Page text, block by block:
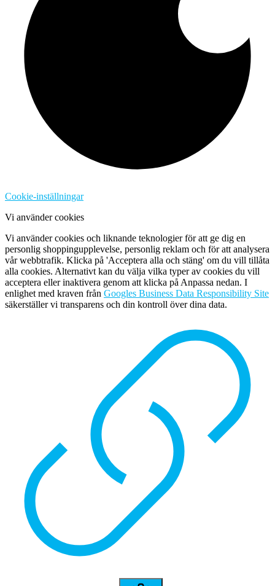
Cookie-inställningar
Vi använder cookies
Vi använder cookies och liknande teknologier för att ge dig en
personlig shoppingupplevelse, personlig reklam och för att analysera
vår webbtrafik. Klicka på 'Acceptera alla och stäng' om du vill tillåta
alla cookies. Alternativt kan du välja vilka typer av cookies du vill
acceptera eller inaktivera genom att klicka på Anpassa nedan. I
enlighet med kraven från Googles Business Data Responsibility Site
säkerställer vi transparens och din kontroll över dina data.